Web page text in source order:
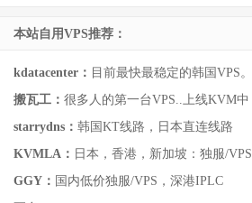
本站自用VPS推荐：
kdatacenter： 目前最快最稳定的韩国VPS。
搬瓦工： 很多人的第一台VPS..上线KVM中
starrydns： 韩国KT线路，日本直连线路
KVMLA： 日本，香港，新加坡：独服/VPS
GGY： 国内低价独服/VPS，深港IPLC